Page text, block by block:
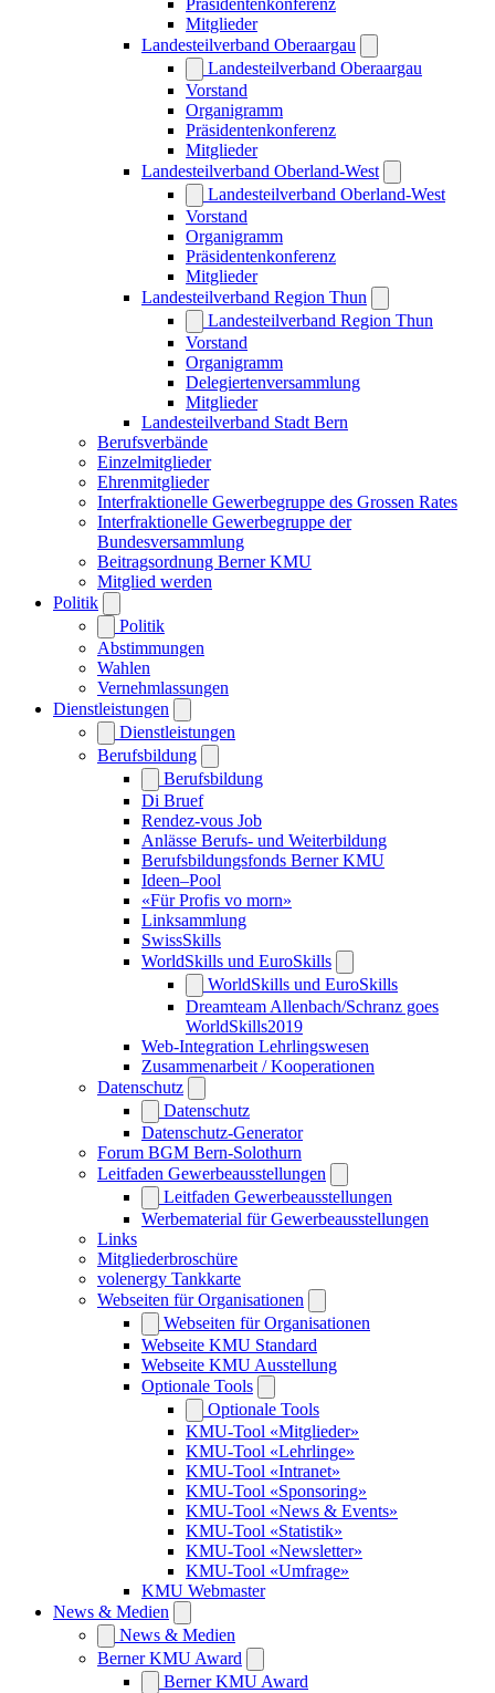
Präsidentenkonferenz
Mitglieder
Landesteilverband Oberaargau
Landesteilverband Oberaargau
Vorstand
Organigramm
Präsidentenkonferenz
Mitglieder
Landesteilverband Oberland-West
Landesteilverband Oberland-West
Vorstand
Organigramm
Präsidentenkonferenz
Mitglieder
Landesteilverband Region Thun
Landesteilverband Region Thun
Vorstand
Organigramm
Delegiertenversammlung
Mitglieder
Landesteilverband Stadt Bern
Berufsverbände
Einzelmitglieder
Ehrenmitglieder
Interfraktionelle Gewerbegruppe des Grossen Rates
Interfraktionelle Gewerbegruppe der
Bundesversammlung
Beitragsordnung Berner KMU
Mitglied werden
Politik
Politik
Abstimmungen
Wahlen
Vernehmlassungen
Dienstleistungen
Dienstleistungen
Berufsbildung
Berufsbildung
Di Bruef
Rendez-vous Job
Anlässe Berufs- und Weiterbildung
Berufsbildungsfonds Berner KMU
Ideen–Pool
«Für Profis vo morn»
Linksammlung
SwissSkills
WorldSkills und EuroSkills
WorldSkills und EuroSkills
Dreamteam Allenbach/Schranz goes
WorldSkills2019
Web-Integration Lehrlingswesen
Zusammenarbeit / Kooperationen
Datenschutz
Datenschutz
Datenschutz-Generator
Forum BGM Bern-Solothurn
Leitfaden Gewerbeausstellungen
Leitfaden Gewerbeausstellungen
Werbematerial für Gewerbeausstellungen
Links
Mitgliederbroschüre
volenergy Tankkarte
Webseiten für Organisationen
Webseiten für Organisationen
Webseite KMU Standard
Webseite KMU Ausstellung
Optionale Tools
Optionale Tools
KMU-Tool «Mitglieder»
KMU-Tool «Lehrlinge»
KMU-Tool «Intranet»
KMU-Tool «Sponsoring»
KMU-Tool «News & Events»
KMU-Tool «Statistik»
KMU-Tool «Newsletter»
KMU-Tool «Umfrage»
KMU Webmaster
News & Medien
News & Medien
Berner KMU Award
Berner KMU Award